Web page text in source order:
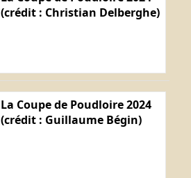
(crédit : Christian Delberghe)
La Coupe de Poudloire 2024
(crédit : Guillaume Bégin)